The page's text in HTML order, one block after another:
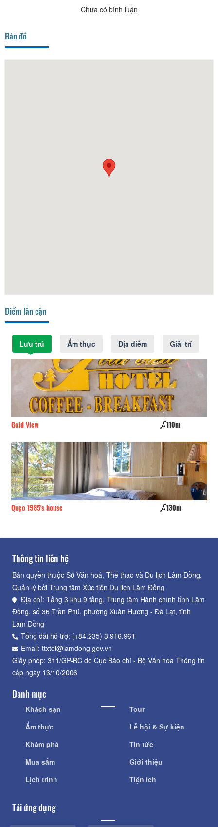
Chưa có bình luận
Bản đồ
Điểm lân cận
Lưu trú Ẩm thực Địa điểm Giải trí
Gold View 110m
Quẹo 1985's house 130m
Thông tin liên hệ
Bản quyền thuộc Sở Văn hoá, Thể thao và Du lịch Lâm Đồng.
Quản lý bởi Trung tâm Xúc tiến Du lịch Lâm Đồng
Địa chỉ: Tầng 3 khu 9 tầng, Trung tâm Hành chính tỉnh Lâm
Đồng, số 36 Trần Phú, phường Xuân Hương - Đà Lạt, tỉnh
Lâm Đồng
Tổng đài hỗ trợ: (+84.235) 3.916.961
Email: ttxtdl@lamdong.gov.vn
Giấy phép: 311/GP-BC do Cục Báo chí - Bộ Văn hóa Thông tin
cấp ngày 13/10/2006
Danh mục
Khách sạn
Ẩm thực
Khám phá
Mua sắm
Lịch trình
Tour
Lễ hội & Sự kiện
Tin tức
Giới thiệu
Tiện ích
Tải ứng dụng